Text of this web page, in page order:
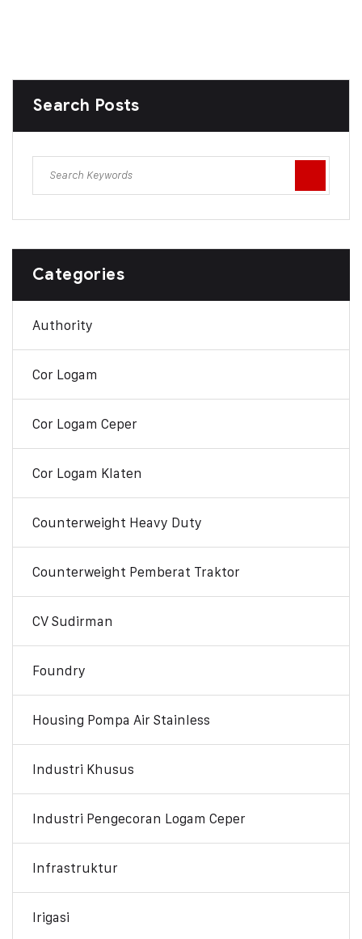
Search Posts
Categories
Authority
Cor Logam
Cor Logam Ceper
Cor Logam Klaten
Counterweight Heavy Duty
Counterweight Pemberat Traktor
CV Sudirman
Foundry
Housing Pompa Air Stainless
Industri Khusus
Industri Pengecoran Logam Ceper
Infrastruktur
Irigasi